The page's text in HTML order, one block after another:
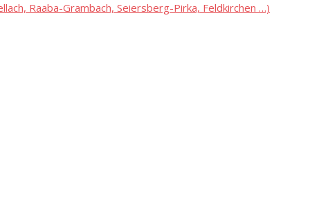
Raaba-Grambach, Seiersberg-Pirka, Feldkirchen …)